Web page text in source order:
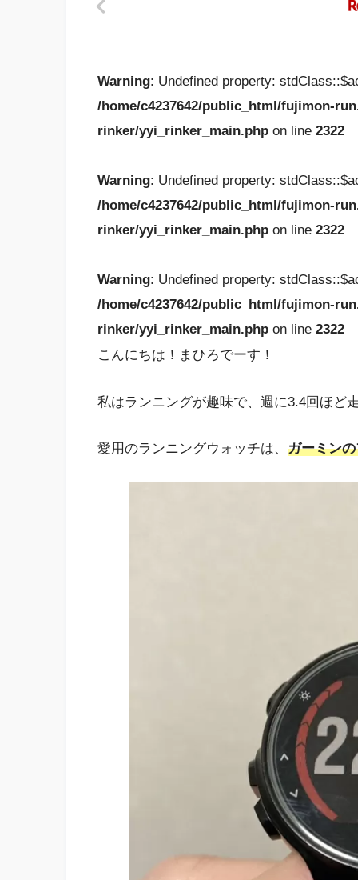
Warning: Undefined property:
/home/c4237642/public_html/fujimon-
rinker/yyi_rinker_main.php on line 2322
Warning: Undefined property:
/home/c4237642/public_html/fujimon-
rinker/yyi_rinker_main.php on line 2322
Warning: Undefined property:
/home/c4237642/public_html/fujimon-
rinker/yyi_rinker_main.php on line 2322
こんにちは！まひろでーす！
私はランニングが趣味で、週に3.4回ほど
愛用のランニングウォッチは、 ガーミン